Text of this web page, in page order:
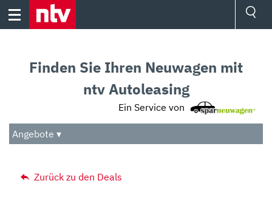
Skip
Audio
Das Beste
Finden Sie Ihren Neuwagen mit
ntv Autoleasing
Ein Service von
Angebote ▾
Zurück zu den Deals